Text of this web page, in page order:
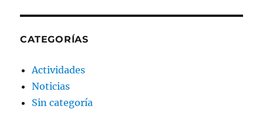
CATEGORÍAS
Actividades
Noticias
Sin categoría